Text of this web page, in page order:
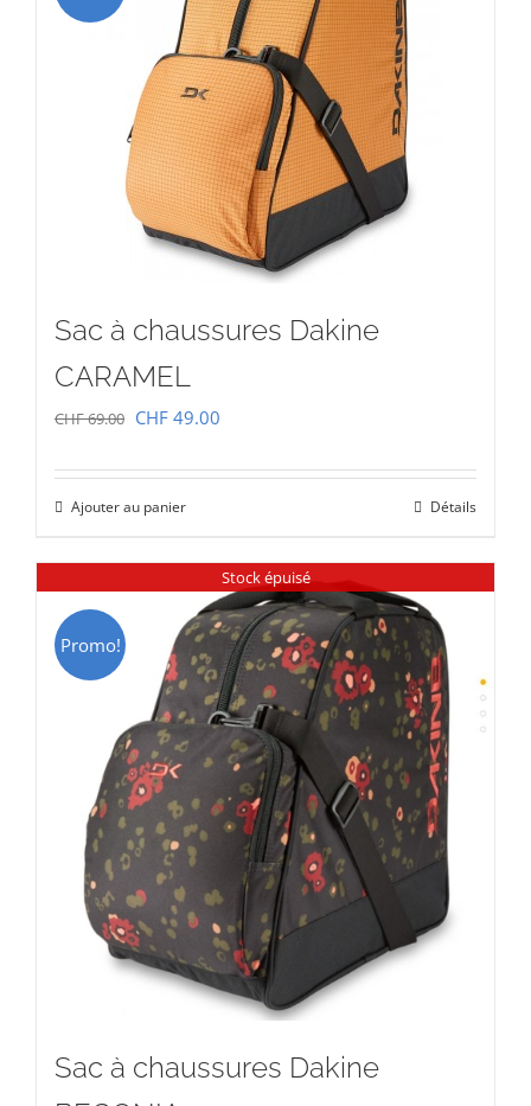
Sac à chaussures Dakine
CARAMEL
CHF69.00 Le
initial
était :
CHF 69.00.
CHF 49.00
actuel
CHF 49.00.
Ajouter au panier Détails
Stock épuisé
Promo!
Sac à chaussures Dakine